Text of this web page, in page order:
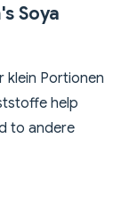
Soya
klein Portionen
help
to andere